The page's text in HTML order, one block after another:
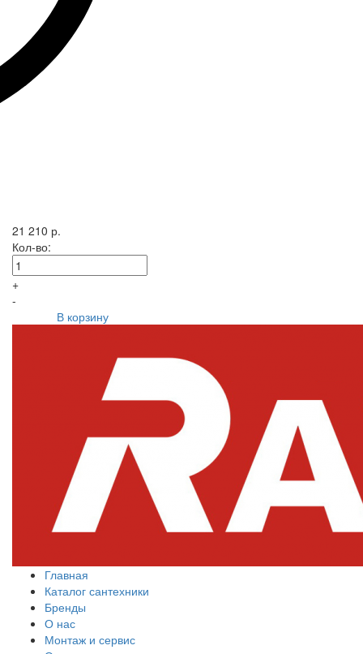
21 210 р.
Кол-во:
+
-
В корзину
Главная
Каталог сантехники
Бренды
О нас
Монтаж и сервис